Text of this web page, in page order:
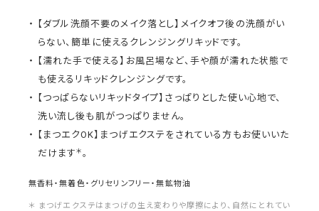
【ダブル洗顔不要のメイク落とし】メイクオフ後の洗顔がい
らない、簡単に使えるクレンジングリキッドです。
【濡れた手で使える】お風呂場など、手や顔が濡れた状態で
も使えるリキッドクレンジングです。
【つっぱらないリキッドタイプ】さっぱりとした使い心地で、
洗い流し後も肌がつっぱりません。
【まつエクOK】まつげエクステをされている方もお使いいた
だけます＊ 。
無香料・無着色・グリセリンフリー・無鉱物油
＊ まつげエクステはまつげの生え変わりや摩擦により、自然にとれてい